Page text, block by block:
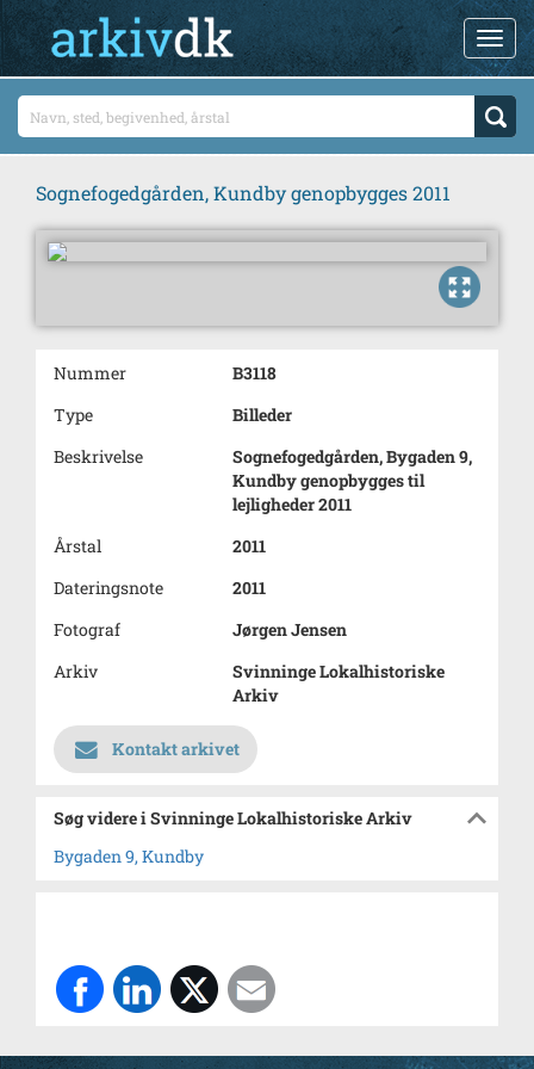
Sognefogedgården, Kundby genopbygges 2011
Nummer
B3118
Type
Billeder
Beskrivelse
Sognefogedgården, Bygaden 9,
Kundby genopbygges til
lejligheder 2011
Årstal
2011
Dateringsnote
2011
Fotograf
Jørgen Jensen
Arkiv
Svinninge Lokalhistoriske
Arkiv
Kontakt arkivet
Søg videre i Svinninge Lokalhistoriske Arkiv
Bygaden 9, Kundby